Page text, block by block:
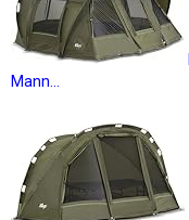
Mann...